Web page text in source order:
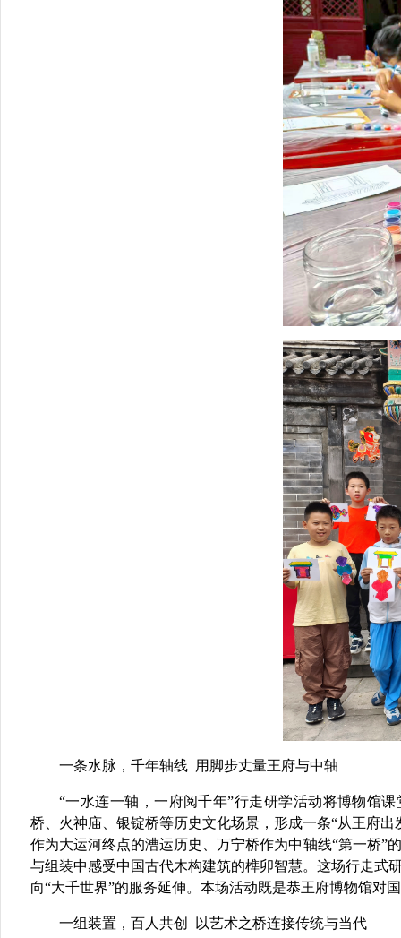
一条水脉，千年轴线 用脚步丈量王府与中轴
“一水连一轴，一府阅千年”行走研学活动将博物馆课
桥、火神庙、银锭桥等历史文化场景，形成一条“从王府
作为大运河终点的漕运历史、万宁桥作为中轴线“第一桥”
与组装中感受中国古代木构建筑的榫卯智慧。这场行走式
向“大千世界”的服务延伸。本场活动既是恭王府博物馆对
一组装置，百人共创 以艺术之桥连接传统与当代